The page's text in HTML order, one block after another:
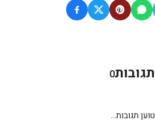
תגובות0
טוען תגובות...